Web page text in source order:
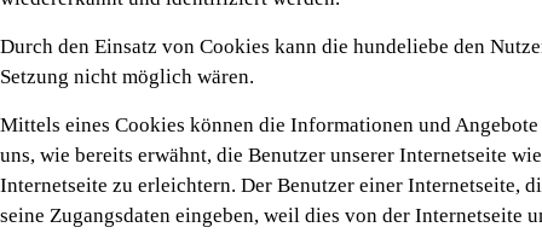
Durch den Einsatz von Cookies kann die hundeliebe den
Setzung nicht möglich wären.
Mittels eines Cookies können die Informationen und
uns, wie bereits erwähnt, die Benutzer unserer Internetseite
Internetseite zu erleichtern. Der Benutzer einer Internetseite,
seine Zugangsdaten eingeben, weil dies von der Internetseite